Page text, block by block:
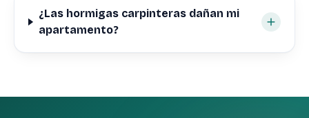
¿Las hormigas carpinteras dañan mi
apartamento?